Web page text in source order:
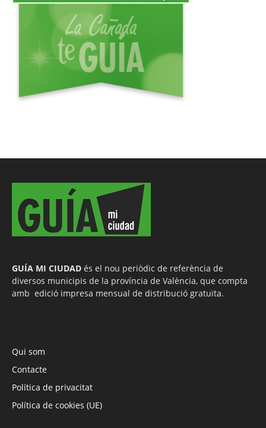
GUÍA MI CIUDAD és el nou periòdic de referència de
diversos municipis de la província de València, que compta
amb edició impresa mensual de distribució gratuïta.
Qui som
Contacte
Política de privacitat
Política de cookies (UE)